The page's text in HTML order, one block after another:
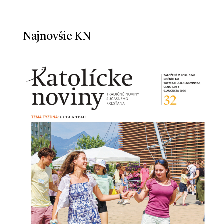
Najnovšie KN